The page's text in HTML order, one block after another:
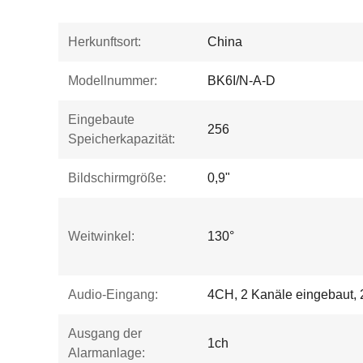
Herkunftsort: China
Modellnummer: BK6I/N-A-D
Eingebaute
Speicherkapazität:
256
Bildschirmgröße: 0,9"
Weitwinkel: 130°
Audio-Eingang: 4CH, 2 Kanäle eingebaut,
Ausgang der
Alarmanlage:
1ch